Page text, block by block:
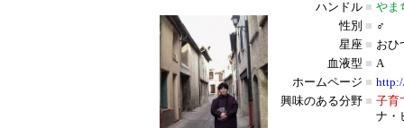
ハンドル ■ やま
性別 ■ ♂
星座 ■ おひ
血液型 ■ A
ホームページ ■
興味のある分野 ■ 子育
ナ・